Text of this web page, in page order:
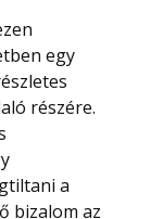
egy
részére.
a
bizalom az